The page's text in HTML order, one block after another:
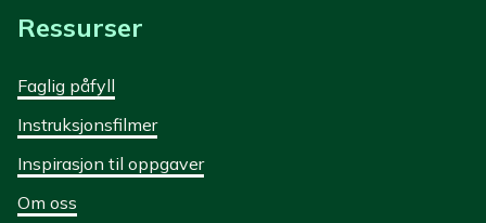
Ressurser
Faglig påfyll
Instruksjonsfilmer
Inspirasjon til oppgaver
Om oss